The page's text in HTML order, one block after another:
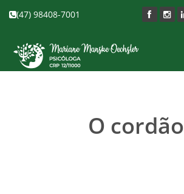
(47) 98408-7001
O cordão